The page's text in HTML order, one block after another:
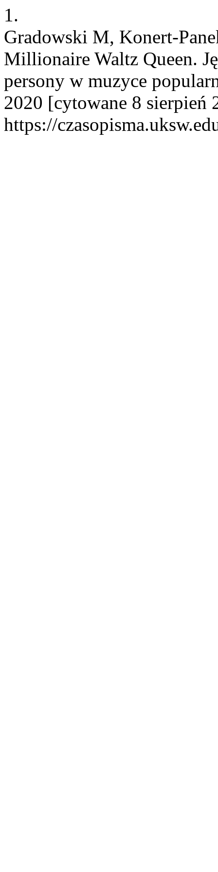
1.
Gradowski M, Konert-
Millionaire Waltz Queen.
persony w muzyce
2020 [cytowane 8 sierpień
https://